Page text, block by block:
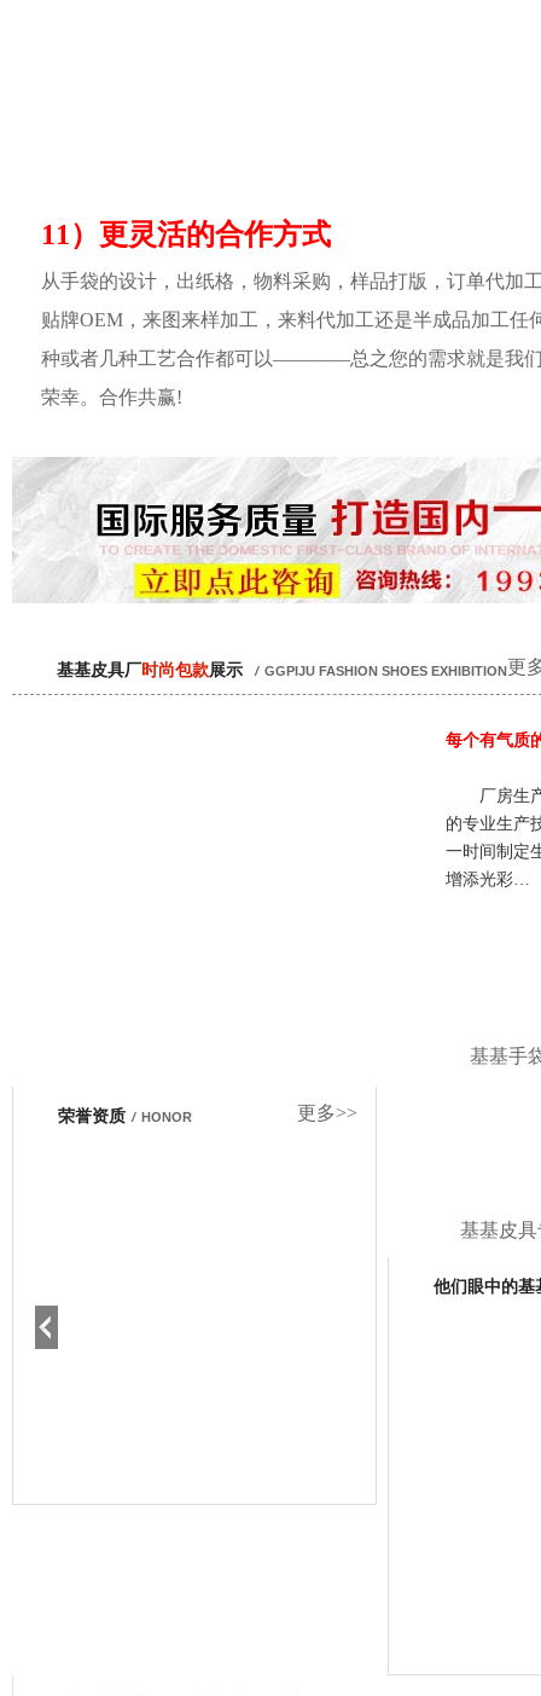
11）更灵活的合作方式
从手袋的设计，出纸格，物料采购，样品打版，订单代加
贴牌OEM，来图来样加工，来料代加工还是半成品加工任
种或者几种工艺合作都可以————总之您的需求就是我
荣幸。合作共赢!
更
基基皮具厂时尚包款展示 / GGPIJU FASHION SHOES EXHIBITION
每个有气质
厂房生
的专业生产
一时间制定
增添光彩…
基基手
基基皮
更多>>
荣誉资质 / HONOR
他们眼中的基